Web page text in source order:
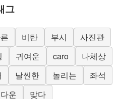
그
비탄 부시
사진관
귀여운 caro
나체상
날씬한 놀리는
좌석
운
맞다